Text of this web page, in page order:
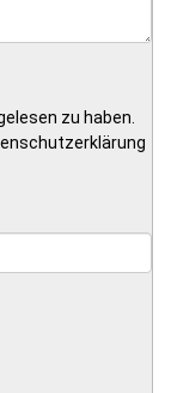
zu haben.